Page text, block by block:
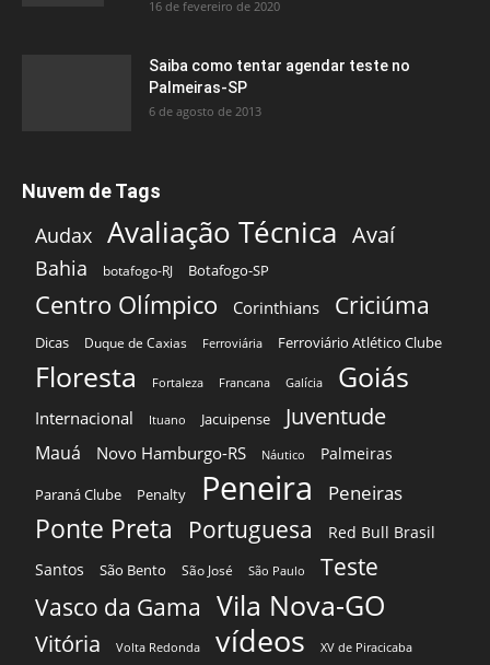
16 de fevereiro de 2020
Saiba como tentar agendar teste no
Palmeiras-SP
6 de agosto de 2013
Nuvem de Tags
Audax Avaliação Técnica Avaí
Bahia botafogo-RJ Botafogo-SP
Centro Olímpico Corinthians Criciúma
Dicas Duque de Caxias Ferroviária Ferroviário Atlético Clube
Floresta Fortaleza Francana Galícia Goiás
Internacional Ituano Jacuipense Juventude
Mauá Novo Hamburgo-RS Náutico Palmeiras
Paraná Clube Penalty Peneira Peneiras
Ponte Preta Portuguesa
Red Bull Brasil
Santos
São Bento São José São Paulo Teste
Vasco da Gama Vila Nova-GO
Vitória Volta Redonda vídeos XV de Piracicaba